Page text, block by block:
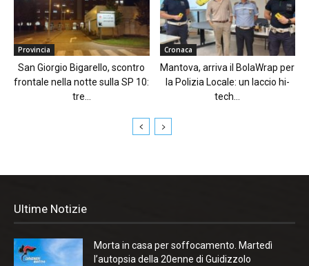
Provincia
San Giorgio Bigarello, scontro
frontale nella notte sulla SP 10:
tre...
Cronaca
Mantova, arriva il BolaWrap per
la Polizia Locale: un laccio hi-
tech...
Ultime Notizie
Morta in casa per soffocamento. Martedì
l’autopsia della 20enne di Guidizzolo